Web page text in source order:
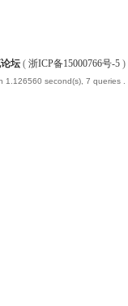
坛 ( 浙ICP备15000766号-5 )
1.126560 second(s), 7 queries .